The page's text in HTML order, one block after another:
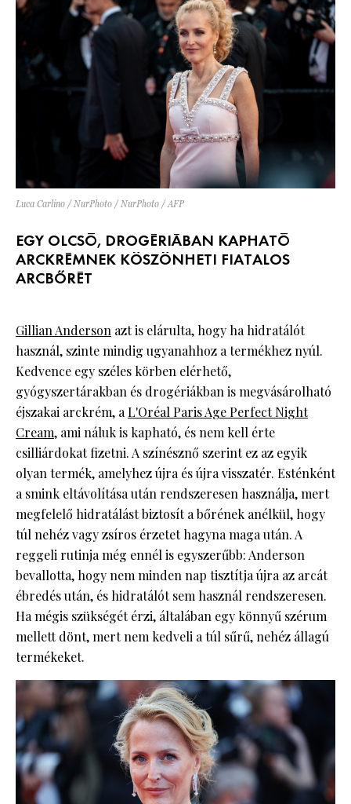
Luca Carlino / NurPhoto / NurPhoto / AFP
EGY OLCSÓ, DROGÉRIÁBAN KAPHATÓ
ARCKRÉMNEK KÖSZÖNHETI FIATALOS
ARCBŐRÉT
Gillian Anderson azt is elárulta, hogy ha hidratálót
használ, szinte mindig ugyanahhoz a termékhez nyúl.
Kedvence egy széles körben elérhető,
gyógyszertárakban és drogériákban is megvásárolható
éjszakai arckrém, a L'Oréal Paris Age Perfect Night
Cream, ami náluk is kapható, és nem kell érte
csilliárdokat fizetni. A színésznő szerint ez az egyik
olyan termék, amelyhez újra és újra visszatér. Esténként
a smink eltávolítása után rendszeresen használja, mert
megfelelő hidratálást biztosít a bőrének anélkül, hogy
túl nehéz vagy zsíros érzetet hagyna maga után. A
reggeli rutinja még ennél is egyszerűbb: Anderson
bevallotta, hogy nem minden nap tisztítja újra az arcát
ébredés után, és hidratálót sem használ rendszeresen.
Ha mégis szükségét érzi, általában egy könnyű szérum
mellett dönt, mert nem kedveli a túl sűrű, nehéz állagú
termékeket.